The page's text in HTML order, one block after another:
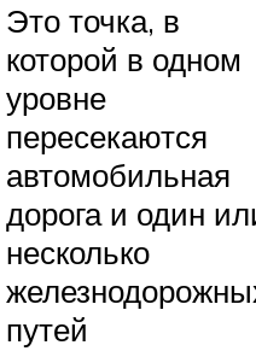
Это точка, в
которой в одном
уровне
пересекаются
автомобильная
дорога и один
несколько
путей